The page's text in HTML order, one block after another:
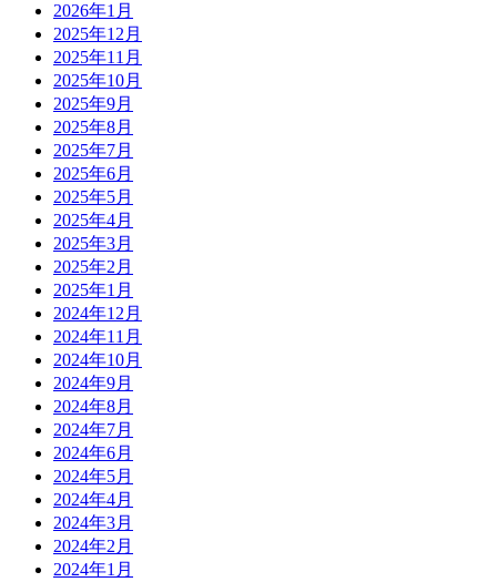
2026年1月
2025年12月
2025年11月
2025年10月
2025年9月
2025年8月
2025年7月
2025年6月
2025年5月
2025年4月
2025年3月
2025年2月
2025年1月
2024年12月
2024年11月
2024年10月
2024年9月
2024年8月
2024年7月
2024年6月
2024年5月
2024年4月
2024年3月
2024年2月
2024年1月